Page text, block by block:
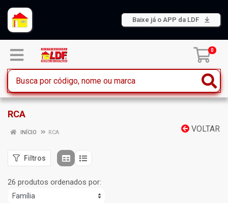
Baixe já o APP da LDF
0
RCA
VOLTAR
INÍCIO RCA
Filtros
26 produtos ordenados por: